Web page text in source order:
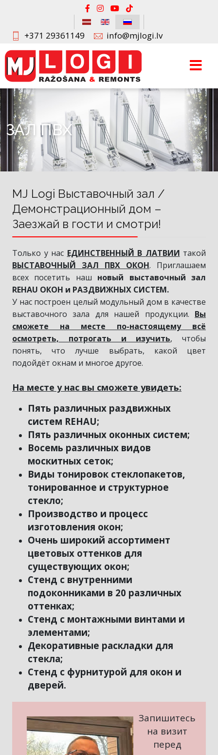
+371 29361149 info@mjlogi.lv
ЗАЛ ПВХ
MJ Logi Выставочный зал /
Демонстрационный дом –
Заезжай в гости и смотри!
Только у нас ЕДИНСТВЕННЫЙ В ЛАТВИИ такой
ВЫСТАВОЧНЫЙ ЗАЛ ПВХ ОКОН. Приглашаем
всех посетить наш новый выставочный зал
REHAU ОКОН и РАЗДВИЖНЫХ СИСТЕМ.
У нас построен целый модульный дом в качестве
выставочного зала для нашей продукции. Вы
сможете на месте по-настоящему всё
осмотреть, потрогать и изучить, чтобы
понять, что лучше выбрать, какой цвет
подойдёт окнам и многое другое.
На месте у нас вы сможете увидеть:
Пять различных раздвижных
систем REHAU;
Пять различных оконных систем;
Восемь различных видов
москитных сеток;
Виды тонировок стеклопакетов,
тонированное и структурное
стекло;
Производство и процесс
изготовления окон;
Очень широкий ассортимент
цветовых оттенков для
существующих окон;
Стенд с внутренними
подоконниками в 20 различных
оттенках;
Стенд с монтажными винтами и
элементами;
Декоративные раскладки для
стекла;
Стенд с фурнитурой для окон и
дверей.
Запишитесь
на визит
перед